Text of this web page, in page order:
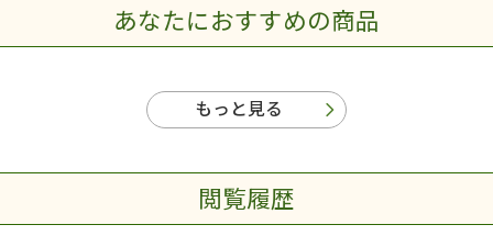
あなたにおすすめの商品
もっと見る
閲覧履歴